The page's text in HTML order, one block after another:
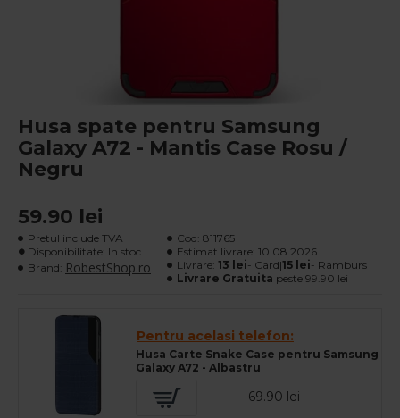
Husa spate pentru Samsung
Galaxy A72 - Mantis Case Rosu /
Negru
59.90 lei
Pretul include TVA
Disponibilitate: In stoc
Brand: RobestShop.ro
Cod: 811765
Estimat livrare: 10.08.2026
Livrare: 13 lei- Card|15 lei- Ramburs
Livrare Gratuita peste 99.90 lei
Pentru acelasi telefon:
Husa Carte Snake Case pentru Samsung
Galaxy A72 - Albastru
69.90 lei